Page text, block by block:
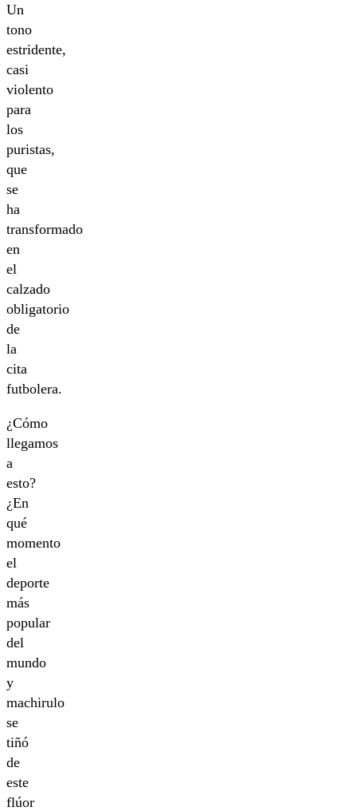
Un
tono
estridente,
casi
violento
para
los
puristas,
que
se
ha
transformado
en
el
calzado
obligatorio
de
la
cita
futbolera.
¿Cómo
llegamos
a
esto?
¿En
qué
momento
el
deporte
más
popular
del
mundo
y
machirulo
se
tiñó
de
este
flúor